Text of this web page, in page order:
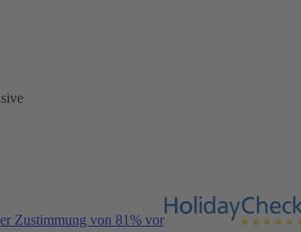
Zustimmung von 81% vor